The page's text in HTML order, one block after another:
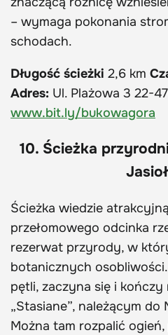
– wymaga pokonania
schodach.
Długość ścieżki 2,6 km
Adres: Ul. Plażowa 3 22-
www.bit.ly/bukowagora
10. Ścieżka
Ścieżka wiedzie
przełomowego odcinka
rezerwat przyrody, w
botanicznych
pętli, zaczyna się i
„Stasiane”, należącym do
Można tam rozpalić